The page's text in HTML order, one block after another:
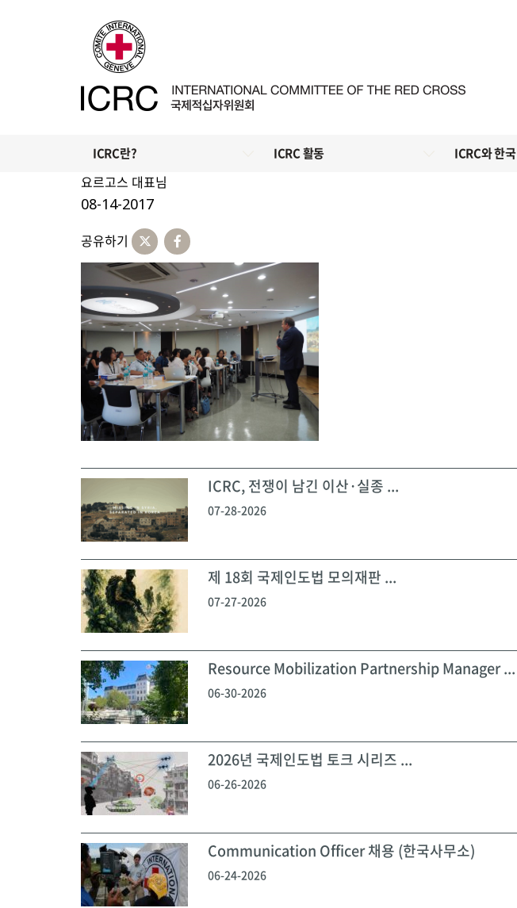
ICRC란? ICRC 활동 ICRC와 한국
요르고스 대표님
08-14-2017
공유하기
ICRC, 전쟁이 남긴 이산·실종 ...
07-28-2026
제 18회 국제인도법 모의재판 ...
07-27-2026
Resource Mobilization Partnership Manager ...
06-30-2026
2026년 국제인도법 토크 시리즈 ...
06-26-2026
Communication Officer 채용 (한국사무소)
06-24-2026